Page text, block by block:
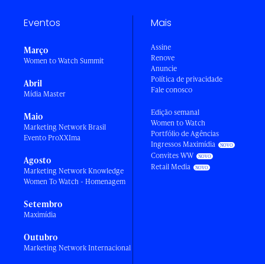
Eventos
Março
Women to Watch Summit
Abril
Mídia Master
Maio
Marketing Network Brasil
Evento ProXXIma
Agosto
Marketing Network Knowledge
Women To Watch - Homenagem
Setembro
Maximídia
Outubro
Marketing Network Internacional
Mais
Assine
Renove
Anuncie
Política de privacidade
Fale conosco
Edição semanal
Women to Watch
Portfólio de Agências
Ingressos Maximídia
Convites WW
Retail Media